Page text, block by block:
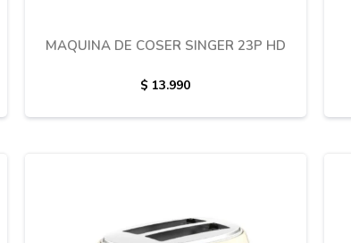
MAQUINA DE COSER SINGER 23P HD
$ 13.990